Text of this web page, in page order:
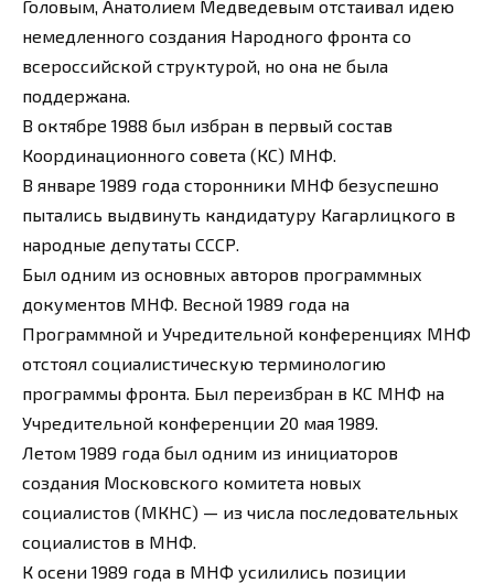
Головым, Анатолием Медведевым отстаивал идею
немедленного создания Народного фронта со
всероссийской структурой, но она не была
поддержана.
В октябре 1988 был избран в первый состав
Координационного совета (КС) МНФ.
В январе 1989 года сторонники МНФ безуспешно
пытались выдвинуть кандидатуру Кагарлицкого в
народные депутаты СССР.
Был одним из основных авторов программных
документов МНФ. Весной 1989 года на
Программной и Учредительной конференциях МНФ
отстоял социалистическую терминологию
программы фронта. Был переизбран в КС МНФ на
Учредительной конференции 20 мая 1989.
Летом 1989 года был одним из инициаторов
создания Московского комитета новых
социалистов (МКНС) — из числа последовательных
социалистов в МНФ.
К осени 1989 года в МНФ усилились позиции